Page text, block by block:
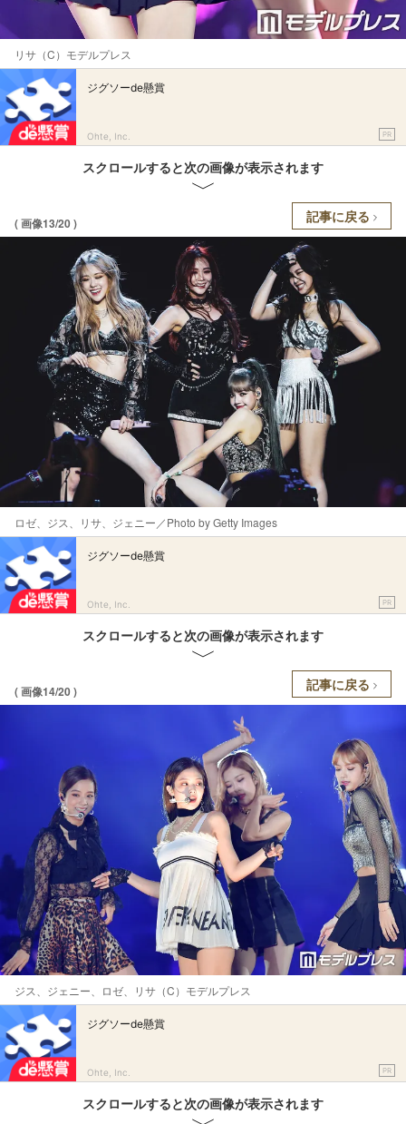
リサ（C）モデルプレス
ジグソーde懸賞
Ohte, Inc. PR
スクロールすると次の画像が表示されます
( 画像13/20 ) 記事に戻る
ロゼ、ジス、リサ、ジェニー／Photo by Getty Images
ジグソーde懸賞
Ohte, Inc. PR
スクロールすると次の画像が表示されます
( 画像14/20 ) 記事に戻る
ジス、ジェニー、ロゼ、リサ（C）モデルプレス
ジグソーde懸賞
Ohte, Inc. PR
スクロールすると次の画像が表示されます